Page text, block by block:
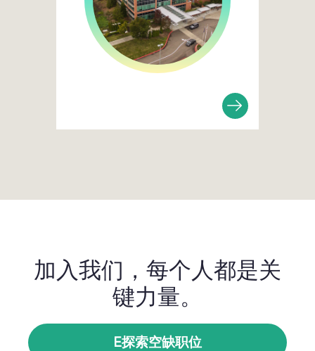
加入我们，每个人都是关
键力量。
E探索空缺职位